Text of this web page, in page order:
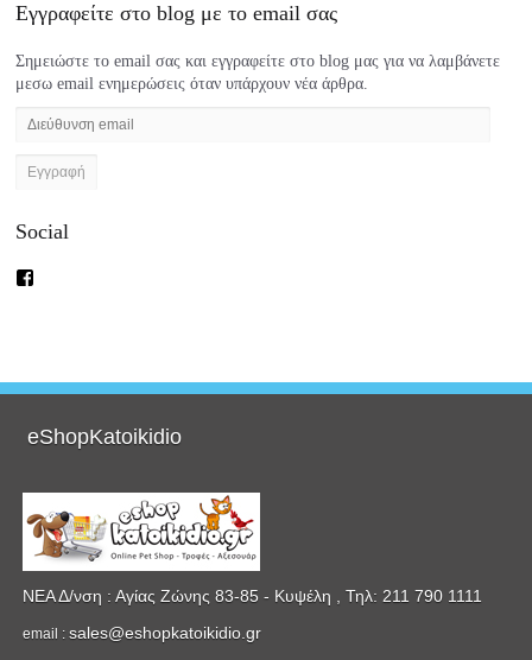
Εγγραφείτε στο blog με το email σας
Σημειώστε το email σας και εγγραφείτε στο blog μας για να λαμβάνετε
μεσω email ενημερώσεις όταν υπάρχουν νέα άρθρα.
Διεύθυνση
Social
eShopKatoikidio
ΝΕΑ Δ/νση : Αγίας Ζώνης 83-85 - Κυψέλη , Τηλ: 211 790 1111
email : sales@eshopkatoikidio.gr